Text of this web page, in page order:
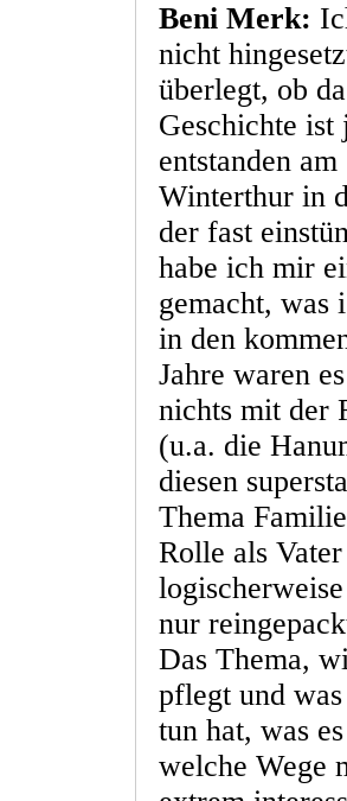
Beni Merk:
nicht
überlegt, ob
Geschichte ist
entstanden
Winterthur in
der fast
habe ich mir
gemacht, was
in den
Jahre waren
nichts mit der
(u.a. die
diesen
Thema
Rolle als
nur
Das Thema,
pflegt und
tun hat, was
welche Wege